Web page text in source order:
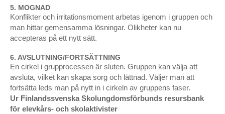
”Yrsel / Vertigo”, platsspecifik rörelse-installation,
Stockholm 1986
Poesi För Kreaturen – en landsbygdsturné
Beautiful Sadness
FORSKNING
I May Be Schizophrenic But At Least I Have Each Other
5. MOGNAD
Konflikter och irritationsmoment arbetas igenom i gruppen och
man hittar gemensamma lösningar. Olikheter kan nu
accepteras på ett nytt sätt.
6. AVSLUTNING/FORTSÄTTNING
En cirkel i grupprocessen är sluten. Gruppen kan välja att
avsluta, vilket kan skapa sorg och lättnad. Väljer man att
fortsätta leds man på nytt in i cirkeln av gruppens faser.
Ur Finlandssvenska Skolungdomsförbunds resursbank
för elevkårs- och skolaktivister